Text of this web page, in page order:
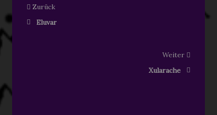
Zurück
Eluvar
Weiter
Xularache